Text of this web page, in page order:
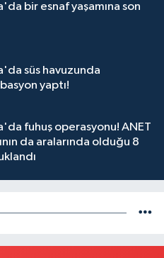
bir esnaf yaşamına son
süs havuzunda
yaptı!
fuhuş operasyonu! ANET
da aralarında olduğu 8